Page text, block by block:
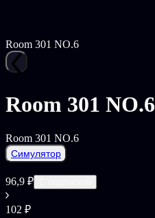
Room 301 NO.6
Room 301 NO.6
Room 301 NO.6
Симулятор
96,9 ₽
102 ₽